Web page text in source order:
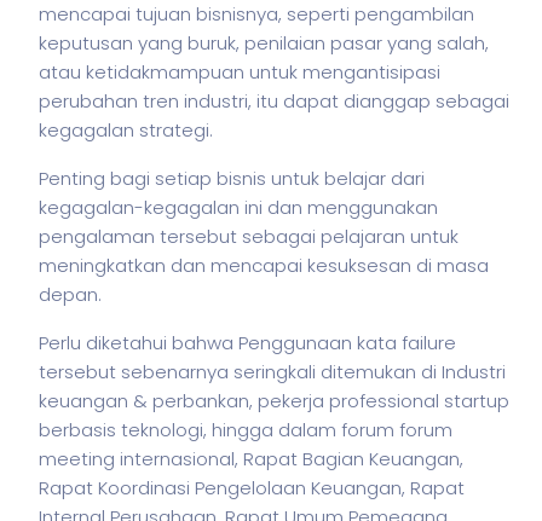
mencapai tujuan bisnisnya, seperti pengambilan
keputusan yang buruk, penilaian pasar yang salah,
atau ketidakmampuan untuk mengantisipasi
perubahan tren industri, itu dapat dianggap sebagai
kegagalan strategi.
Penting bagi setiap bisnis untuk belajar dari
kegagalan-kegagalan ini dan menggunakan
pengalaman tersebut sebagai pelajaran untuk
meningkatkan dan mencapai kesuksesan di masa
depan.
Perlu diketahui bahwa Penggunaan kata failure
tersebut sebenarnya seringkali ditemukan di Industri
keuangan & perbankan, pekerja professional startup
berbasis teknologi, hingga dalam forum forum
meeting internasional, Rapat Bagian Keuangan,
Rapat Koordinasi Pengelolaan Keuangan, Rapat